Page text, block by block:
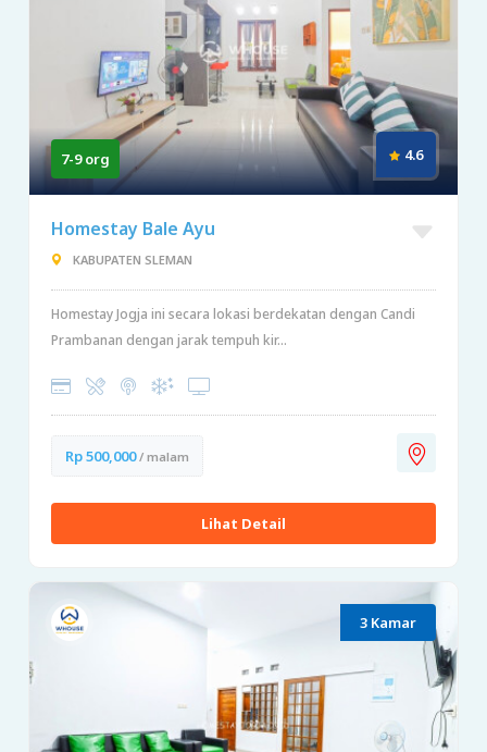
7-9 org 4.6
Homestay Bale Ayu
KABUPATEN SLEMAN
Homestay Jogja ini secara lokasi berdekatan dengan Candi
Prambanan dengan jarak tempuh kir...
Rp 500,000/ malam
Lihat Detail
3 Kamar